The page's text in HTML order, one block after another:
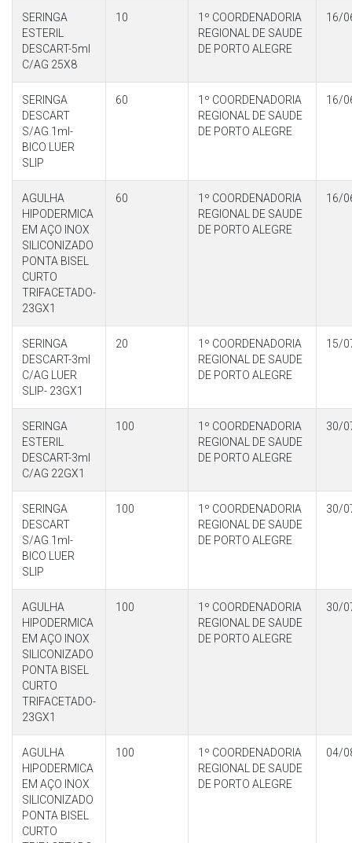
SERINGA
ESTERIL
DESCART-5ml
C/AG 25X8
10
1º COORDENADORIA
REGIONAL DE SAUDE
DE PORTO ALEGRE
16/
SERINGA
DESCART
S/AG 1ml-
BICO LUER
SLIP
60
1º COORDENADORIA
REGIONAL DE SAUDE
DE PORTO ALEGRE
16/
AGULHA
HIPODERMICA
EM AÇO INOX
SILICONIZADO
PONTA BISEL
CURTO
TRIFACETADO-
23GX1
60
1º COORDENADORIA
REGIONAL DE SAUDE
DE PORTO ALEGRE
16/
SERINGA
DESCART-3ml
C/AG LUER
SLIP- 23GX1
20
1º COORDENADORIA
REGIONAL DE SAUDE
DE PORTO ALEGRE
15/
SERINGA
ESTERIL
DESCART-3ml
C/AG 22GX1
100
1º COORDENADORIA
REGIONAL DE SAUDE
DE PORTO ALEGRE
30/
SERINGA
DESCART
S/AG 1ml-
BICO LUER
SLIP
100
1º COORDENADORIA
REGIONAL DE SAUDE
DE PORTO ALEGRE
30/
AGULHA
HIPODERMICA
EM AÇO INOX
SILICONIZADO
PONTA BISEL
CURTO
TRIFACETADO-
23GX1
100
1º COORDENADORIA
REGIONAL DE SAUDE
DE PORTO ALEGRE
30/
AGULHA
HIPODERMICA
EM AÇO INOX
SILICONIZADO
PONTA BISEL
CURTO
100
1º COORDENADORIA
REGIONAL DE SAUDE
DE PORTO ALEGRE
04/